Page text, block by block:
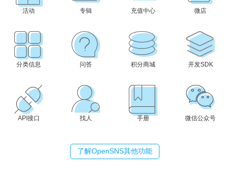
活动 专辑 充值中心 微店
分类信息 问答 积分商城 开发SDK
API接口 找人 手册 微信公众号
了解OpenSNS其他功能